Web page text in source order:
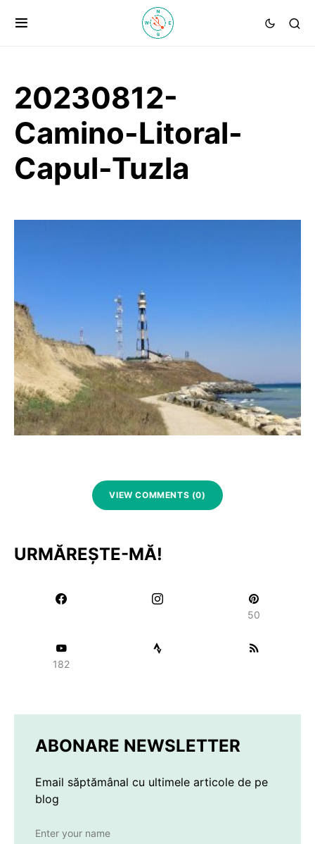
20230812-
Camino-Litoral-
Capul-Tuzla
VIEW COMMENTS (0)
URMĂREȘTE-MĂ!
50
182
ABONARE NEWSLETTER
Email săptămânal cu ultimele articole de pe
blog